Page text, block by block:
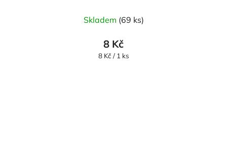
Skladem (69 ks)
8 Kč
Měrná
8 Kč / 1 ks